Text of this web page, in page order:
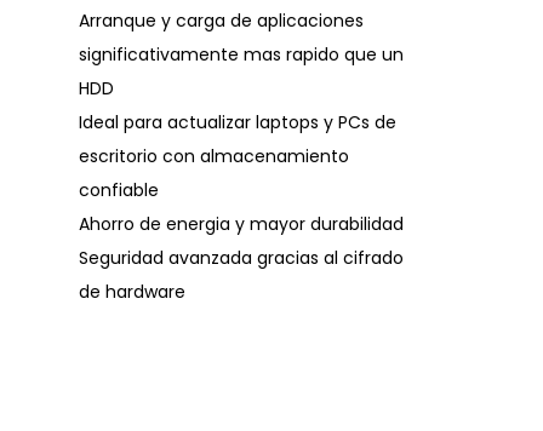
Arranque y carga de aplicaciones
significativamente mas rapido que un
HDD
Ideal para actualizar laptops y PCs de
escritorio con almacenamiento
confiable
Ahorro de energia y mayor durabilidad
Seguridad avanzada gracias al cifrado
de hardware